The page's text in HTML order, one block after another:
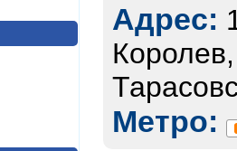
Адрес:
Метро: